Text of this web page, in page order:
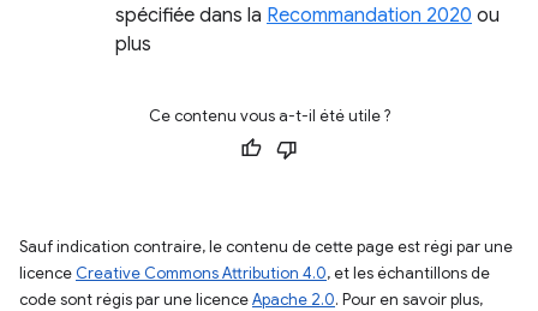
spécifiée dans la Recommandation 2020 ou
plus
Ce contenu vous a-t-il été utile ?
Sauf indication contraire, le contenu de cette page est régi par une
licence Creative Commons Attribution 4.0, et les échantillons de
code sont régis par une licenceApache 2.0. Pour en savoir plus,